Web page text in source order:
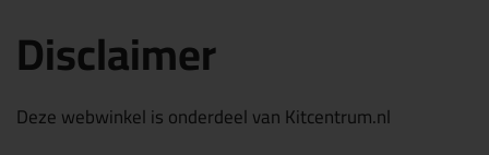
Disclaimer
Deze webwinkel is onderdeel van Kitcentrum.nl